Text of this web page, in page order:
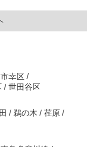
幸区 /
/ 世田谷区
/ 鵜の木 / 荏原 /